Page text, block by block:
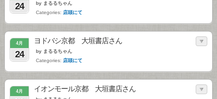
24
by まるるちゃん
Categories: 店頭にて
4月
24
ヨドバシ京都 大垣書店さん
by まるるちゃん
Categories: 店頭にて
4月 イオンモール京都 大垣書店さん